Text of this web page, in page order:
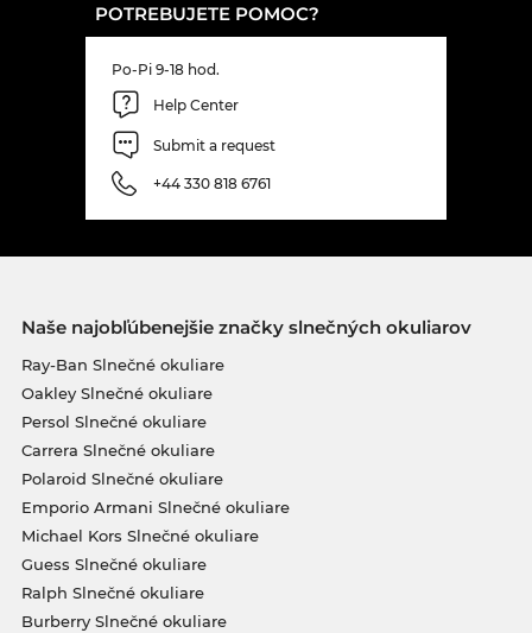
POTREBUJETE POMOC?
Po-Pi 9-18 hod.
Help Center
Submit a request
+44 330 818 6761
Naše najobľúbenejšie značky slnečných okuliarov
Ray-Ban Slnečné okuliare
Oakley Slnečné okuliare
Persol Slnečné okuliare
Carrera Slnečné okuliare
Polaroid Slnečné okuliare
Emporio Armani Slnečné okuliare
Michael Kors Slnečné okuliare
Guess Slnečné okuliare
Ralph Slnečné okuliare
Burberry Slnečné okuliare